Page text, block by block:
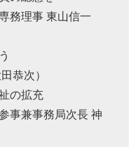
務理事 東山信一
恭次）
の拡充
事兼事務局次長 神